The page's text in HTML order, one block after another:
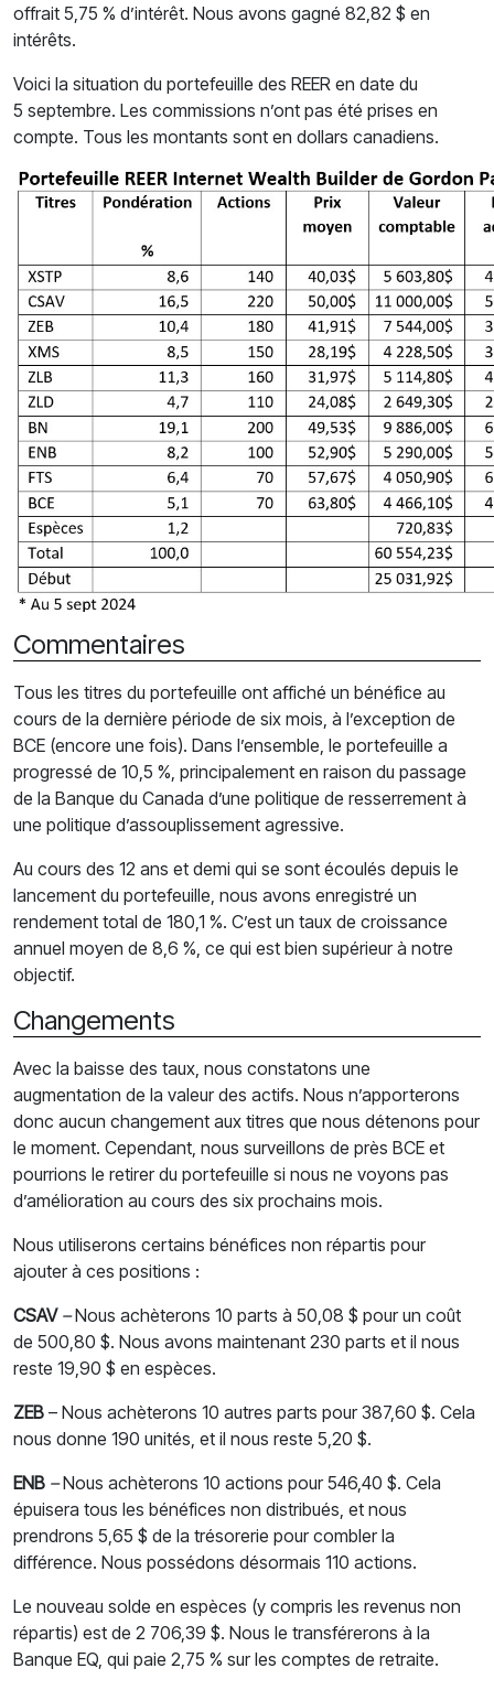
offrait 5,75 % d’intérêt. Nous avons gagné 82,82 $ en
intérêts.
Voici la situation du portefeuille des REER en date du
5 septembre. Les commissions n’ont pas été prises en
compte. Tous les montants sont en dollars canadiens.
Commentaires
Tous les titres du portefeuille ont affiché un bénéfice au
cours de la dernière période de six mois, à l’exception de
BCE (encore une fois). Dans l’ensemble, le portefeuille a
progressé de 10,5 %, principalement en raison du passage
de la Banque du Canada d’une politique de resserrement à
une politique d’assouplissement agressive.
Au cours des 12 ans et demi qui se sont écoulés depuis le
lancement du portefeuille, nous avons enregistré un
rendement total de 180,1 %. C’est un taux de croissance
annuel moyen de 8,6 %, ce qui est bien supérieur à notre
objectif.
Changements
Avec la baisse des taux, nous constatons une
augmentation de la valeur des actifs. Nous n’apporterons
donc aucun changement aux titres que nous détenons pour
le moment. Cependant, nous surveillons de près BCE et
pourrions le retirer du portefeuille si nous ne voyons pas
d’amélioration au cours des six prochains mois.
Nous utiliserons certains bénéfices non répartis pour
ajouter à ces positions :
CSAV–Nous achèterons 10 parts à 50,08 $ pour un coût
de 500,80 $. Nous avons maintenant 230 parts et il nous
reste 19,90 $ en espèces.
ZEB – Nous achèterons 10 autres parts pour 387,60 $. Cela
nous donne 190 unités, et il nous reste 5,20 $.
ENB –Nous achèterons 10 actions pour 546,40 $. Cela
épuisera tous les bénéfices non distribués, et nous
prendrons 5,65 $ de la trésorerie pour combler la
différence. Nous possédons désormais 110 actions.
Le nouveau solde en espèces (y compris les revenus non
répartis) est de 2 706,39 $. Nous le transférerons à la
Banque EQ, qui paie 2,75 % sur les comptes de retraite.